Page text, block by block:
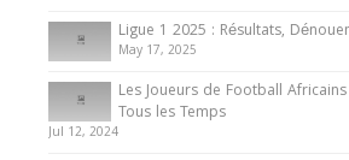
8 August 2025Ligue 1 2025 : Résultats,
May 17, 2025
Les Joueurs de Football
Tous les Temps
Jul 12, 2024